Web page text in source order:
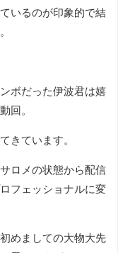
いるのが印象的で結
ボだった伊波君は嬉
回。
きています。
ロメの状態から配信
フェッショナルに変
めましての大物大先